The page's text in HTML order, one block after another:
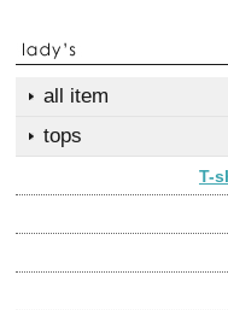
all item
tops
T-